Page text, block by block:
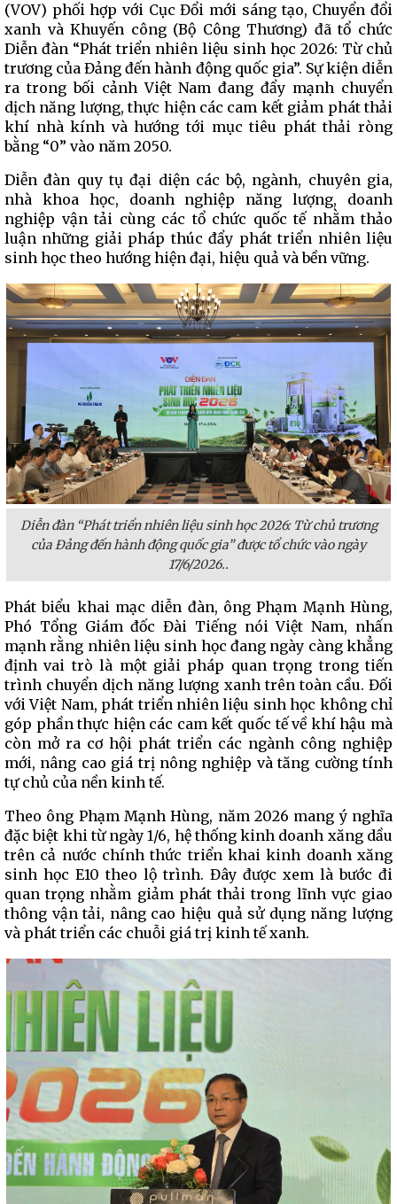
(VOV) phối hợp với Cục Đổi mới sáng tạo, Chuyển đổi
xanh và Khuyến công (Bộ Công Thương) đã tổ chức
Diễn đàn “Phát triển nhiên liệu sinh học 2026: Từ chủ
trương của Đảng đến hành động quốc gia”. Sự kiện diễn
ra trong bối cảnh Việt Nam đang đẩy mạnh chuyển
dịch năng lượng, thực hiện các cam kết giảm phát thải
khí nhà kính và hướng tới mục tiêu phát thải ròng
bằng “0” vào năm 2050.
Diễn đàn quy tụ đại diện các bộ, ngành, chuyên gia,
nhà khoa học, doanh nghiệp năng lượng, doanh
nghiệp vận tải cùng các tổ chức quốc tế nhằm thảo
luận những giải pháp thúc đẩy phát triển nhiên liệu
sinh học theo hướng hiện đại, hiệu quả và bền vững.
Diễn đàn “Phát triển nhiên liệu sinh học 2026: Từ chủ trương
của Đảng đến hành động quốc gia” được tổ chức vào ngày
17/6/2026..
Phát biểu khai mạc diễn đàn, ông Phạm Mạnh Hùng,
Phó Tổng Giám đốc Đài Tiếng nói Việt Nam, nhấn
mạnh rằng nhiên liệu sinh học đang ngày càng khẳng
định vai trò là một giải pháp quan trọng trong tiến
trình chuyển dịch năng lượng xanh trên toàn cầu. Đối
với Việt Nam, phát triển nhiên liệu sinh học không chỉ
góp phần thực hiện các cam kết quốc tế về khí hậu mà
còn mở ra cơ hội phát triển các ngành công nghiệp
mới, nâng cao giá trị nông nghiệp và tăng cường tính
tự chủ của nền kinh tế.
Theo ông Phạm Mạnh Hùng, năm 2026 mang ý nghĩa
đặc biệt khi từ ngày 1/6, hệ thống kinh doanh xăng dầu
trên cả nước chính thức triển khai kinh doanh xăng
sinh học E10 theo lộ trình. Đây được xem là bước đi
quan trọng nhằm giảm phát thải trong lĩnh vực giao
thông vận tải, nâng cao hiệu quả sử dụng năng lượng
và phát triển các chuỗi giá trị kinh tế xanh.